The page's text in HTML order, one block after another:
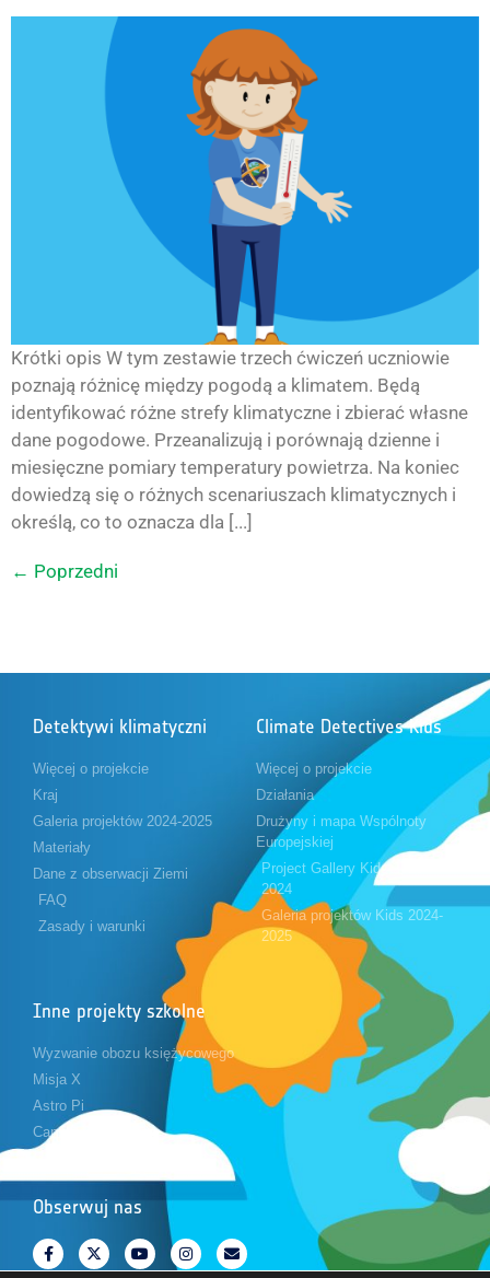
Krótki opis W tym zestawie trzech ćwiczeń uczniowie
poznają różnicę między pogodą a klimatem. Będą
identyfikować różne strefy klimatyczne i zbierać własne
dane pogodowe. Przeanalizują i porównają dzienne i
miesięczne pomiary temperatury powietrza. Na koniec
dowiedzą się o różnych scenariuszach klimatycznych i
określą, co to oznacza dla [...]
← Poprzedni
Detektywi klimatyczni
Więcej o projekcie
Kraj
Galeria projektów 2024-2025
Materiały
Dane z obserwacji Ziemi
FAQ
Zasady i warunki
Climate Detectives Kids
Więcej o projekcie
Działania
Drużyny i mapa Wspólnoty
Europejskiej
Project Gallery Kids 2023-
2024
Galeria projektów Kids 2024-
2025
Inne projekty szkolne
Wyzwanie obozu księżycowego
Misja X
Astro Pi
CanSat
Obserwuj nas